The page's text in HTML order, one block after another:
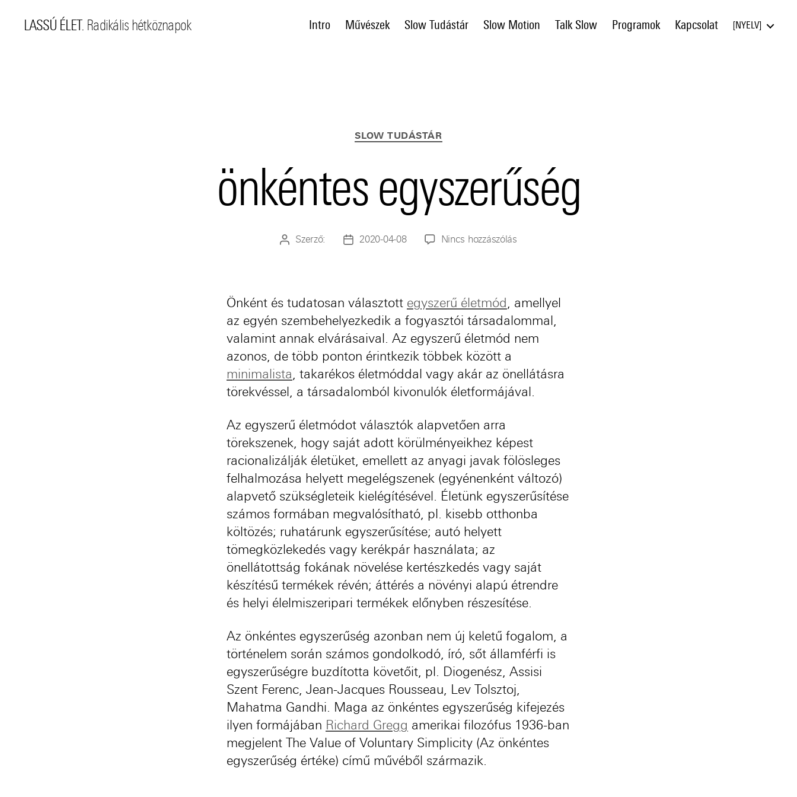
LASSÚ ÉLET. Radikális hétköznapok Intro Művészek Slow Tudástár Slow Motion Talk Slow Programok Kapcsolat NYELV
Kategóriák
SLOW TUDÁSTÁR
önkéntes egyszerűség
Bejegyzés
Szerző:
Bejegyzés
2020-04-08 Nincs hozzászólása(z)
Önként és tudatosan választott egyszerű életmód , amellyel
az egyén szembehelyezkedik a fogyasztói társadalommal,
valamint annak elvárásaival. Az egyszerű életmód nem
azonos, de több ponton érintkezik többek között a
minimalista , takarékos életmóddal vagy akár az önellátásra
törekvéssel, a társadalomból kivonulók életformájával.
Az egyszerű életmódot választók alapvetően arra
törekszenek, hogy saját adott körülményeikhez képest
racionalizálják életüket, emellett az anyagi javak fölösleges
felhalmozása helyett megelégszenek (egyénenként változó)
alapvető szükségleteik kielégítésével. Életünk egyszerűsítése
számos formában megvalósítható, pl. kisebb otthonba
költözés; ruhatárunk egyszerűsítése; autó helyett
tömegközlekedés vagy kerékpár használata; az
önellátottság fokának növelése kertészkedés vagy saját
készítésű termékek révén; áttérés a növényi alapú étrendre
és helyi élelmiszeripari termékek előnyben részesítése.
Az önkéntes egyszerűség azonban nem új keletű fogalom, a
történelem során számos gondolkodó, író, sőt államférfi is
egyszerűségre buzdította követőit, pl. Diogenész, Assisi
Szent Ferenc, Jean-Jacques Rousseau, Lev Tolsztoj,
Mahatma Gandhi. Maga az önkéntes egyszerűség kifejezés
ilyen formájában Richard Gregg amerikai filozófus 1936-ban
megjelent The Value of Voluntary Simplicity (Az önkéntes
egyszerűség értéke) című művéből származik.